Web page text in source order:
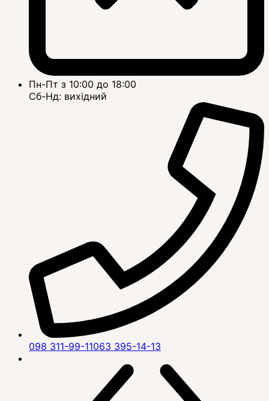
Пн-Пт з 10:00 до 18:00
Сб-Нд: вихідний
098 311-99-11063 395-14-13